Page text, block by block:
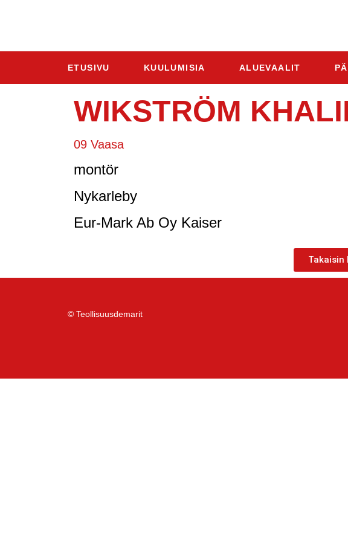
ETUSIVU KUULUMISIA ALUEVAALIT
WIKSTRÖM
09 Vaasa
montör
Nykarleby
Eur-Mark Ab Oy Kaiser
Takaisin
© Teollisuusdemarit